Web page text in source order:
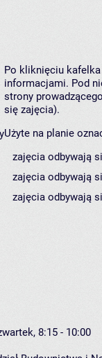
Po kliknięciu
informacjami. Pod
strony
się zajęcia).
Użyte na planie
zajęcia odbywają
zajęcia odbywają
zajęcia odbywają
8:15 - 10:00